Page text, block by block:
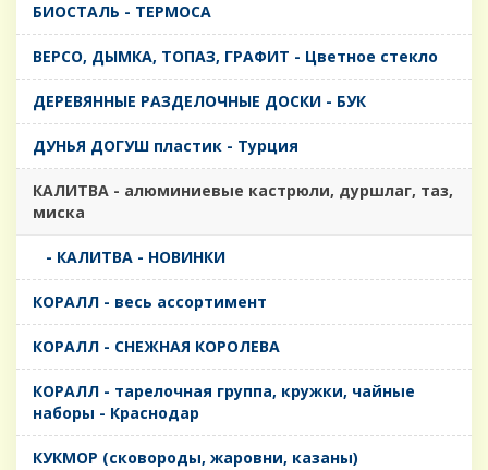
БИОСТАЛЬ - ТЕРМОСА
ВЕРСО, ДЫМКА, ТОПАЗ, ГРАФИТ - Цветное стекло
ДЕРЕВЯННЫЕ РАЗДЕЛОЧНЫЕ ДОСКИ - БУК
ДУНЬЯ ДОГУШ пластик - Турция
КАЛИТВА - алюминиевые кастрюли, дуршлаг, таз,
миска
- КАЛИТВА - НОВИНКИ
КОРАЛЛ - весь ассортимент
КОРАЛЛ - СНЕЖНАЯ КОРОЛЕВА
КОРАЛЛ - тарелочная группа, кружки, чайные
наборы - Краснодар
КУКМОР (сковороды, жаровни, казаны)